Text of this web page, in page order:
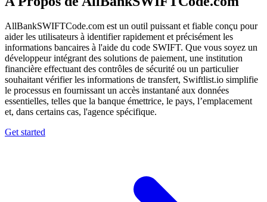
AllBankSWIFTCode.com est un outil puissant et fiable conçu pour
aider les utilisateurs à identifier rapidement et précisément les
informations bancaires à l'aide du code SWIFT. Que vous soyez un
développeur intégrant des solutions de paiement, une institution
financière effectuant des contrôles de sécurité ou un particulier
souhaitant vérifier les informations de transfert, Swiftlist.io simplifie
le processus en fournissant un accès instantané aux données
essentielles, telles que la banque émettrice, le pays, l’emplacement
et, dans certains cas, l'agence spécifique.
Get started